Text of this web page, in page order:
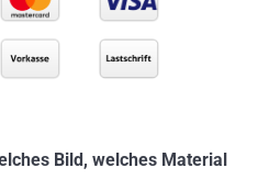
Bild, welches Material